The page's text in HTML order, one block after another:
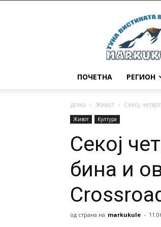
Маркукуле
ПОЧЕТНА РЕГИОН
дома Живот Секој
Живот Култура
Секој
бина и
од страна на markukule -